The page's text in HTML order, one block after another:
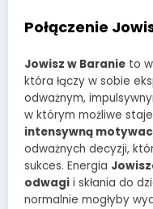
Połączenie
Jowisz w Baranie to
która łączy w sobie
odważnym,
w którym możliwe
intensywną
odważnych decyzji,
sukces. Energia
odwagi i skłania do
normalnie mogłyby